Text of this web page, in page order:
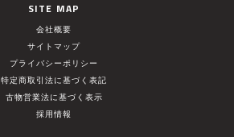
SITE MAP
会社概要
サイトマップ
プライバシーポリシー
特定商取引法に基づく表記
古物営業法に基づく表示
採用情報